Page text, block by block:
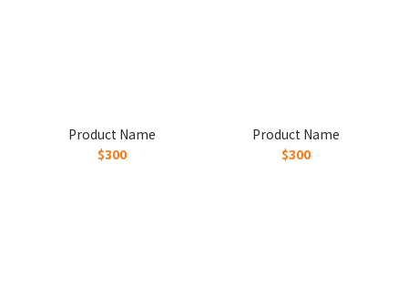
Product Name
$300
Product Name
$300